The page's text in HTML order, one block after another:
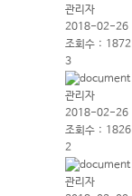
관리자
2018-02-26
조회수 : 1872
3
관리자
2018-02-26
조회수 : 1826
2
관리자